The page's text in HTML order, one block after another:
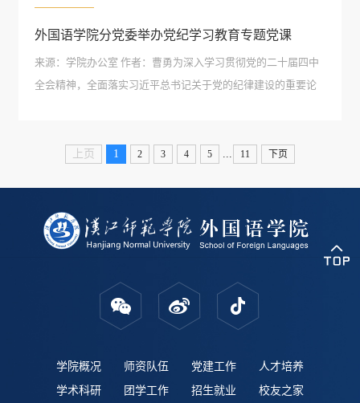
外国语学院分党委举办党纪学习教育专题党课
来源：学院办公室 作者：曹勇为深入学习贯彻党的二十届四中
全会精神，全面落实习近平总书记关于党的纪律建设的重要论
讲授了一堂主题鲜明、内容深刻的党纪专题党课。党课伊始，
上页 1 2 3 4 5 11 下页
学院概况 师资队伍 党建工作
人才培养
学术科研
团学工作 招生就业 校友之家